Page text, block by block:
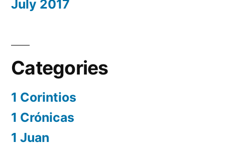
July 2017
Categories
1 Corintios
1 Crónicas
1 Juan